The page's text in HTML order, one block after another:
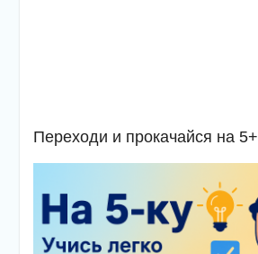
Переходи и прокачайся на 5+